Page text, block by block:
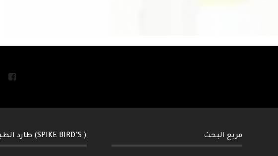
( SPIKE BIRD’S) طارد الطيور مربع البحث